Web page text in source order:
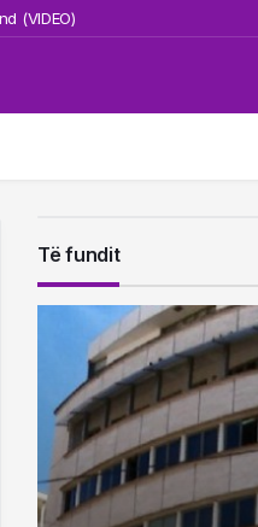
(VIDEO)
Të fundit